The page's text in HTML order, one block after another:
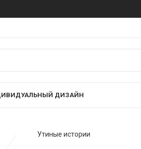
ДИЗАЙН
Утиные истории